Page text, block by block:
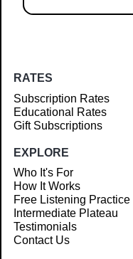
RATES
Subscription Rates
Educational Rates
Gift Subscriptions
EXPLORE
Who It's For
How It Works
Free Listening Practice
Intermediate Plateau
Testimonials
Contact Us